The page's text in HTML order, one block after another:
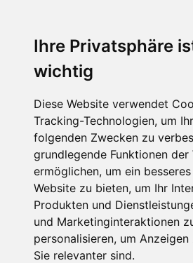
Ihre Privatsphäre
wichtig
Diese Website verwendet
Tracking-Technologien, um
folgenden Zwecken zu
grundlegende Funktionen der
ermöglichen, um ein
Website zu bieten, um Ihr
Produkten und
und Marketinginteraktionen
personalisieren, um
Sie relevanter sind.